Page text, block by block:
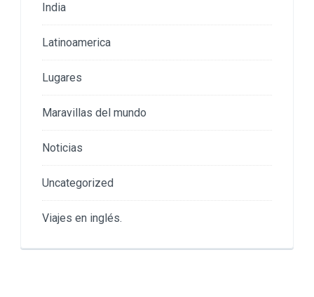
India
Latinoamerica
Lugares
Maravillas del mundo
Noticias
Uncategorized
Viajes en inglés.